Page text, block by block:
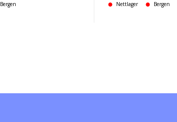
Bergen Nettlager Bergen